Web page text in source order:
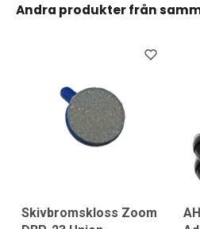
Andra produkter från
Skivbromskloss Zoom